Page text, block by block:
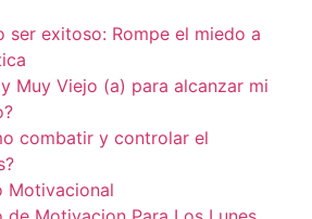
ser exitoso: Rompe el miedo a
Muy Viejo (a) para alcanzar mi
combatir y controlar el
Motivacional